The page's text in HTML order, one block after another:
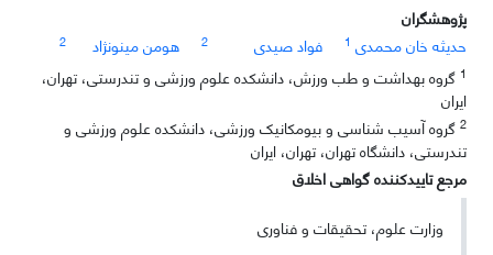
پژوهشگران
حدیثه خان محمدی 1 فواد صیدی 2 هومن مینونژاد
2
1 گروه بهداشت و طب ورزش، دانشکده علوم ورزشی و تندرستی، تهران،
ایران
2 گروه آسیب شناسی و بیومکانیک ورزشی، دانشکده علوم ورزشی و
تندرستی، دانشگاه تهران، تهران، ایران
مرجع تاییدکننده گواهی اخلاق
وزارت علوم، تحقیقات و فناوری